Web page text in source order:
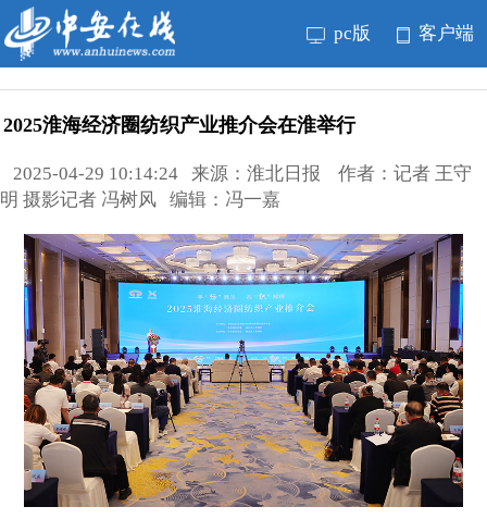
pc版 客户端
2025淮海经济圈纺织产业推介会在淮举行
2025-04-29 10:14:24 来源：淮北日报 作者：记者 王守
明 摄影记者 冯树风 编辑：冯一嘉